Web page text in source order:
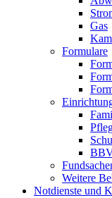
Gas
Formulare
Weitere
Notdienste und